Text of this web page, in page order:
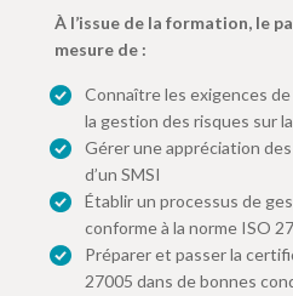
À l’issue de la formation, le
mesure de :
Connaître les exigences
la gestion des risques sur
Gérer une appréciation
d’un SMSI
Établir un processus de
conforme à la norme ISO
Préparer et passer la
27005 dans de bonnes